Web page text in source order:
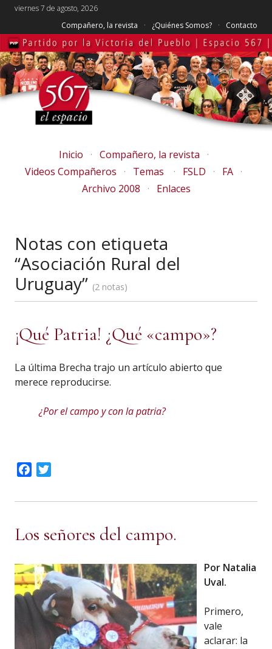
viernes 7 de agosto, 2026
Compañero, la revista
¿Quiénes Somos? Contacto
Inicio
Compañero, la revista
Videos Compañeros
Temas FSLD
FA
Archivo 2008
Enlaces
Notas con etiqueta
“Asociación Rural del
Uruguay”
2 notas
¡Qué Patria! ¿Qué «campo»?
La última Brecha trajo un artículo abierto que
merece reproducirse.
¿Por el campo y con la patria?
Facebook
Los señores del campo.
Por Natalia
Uval.
Primero,
vale
aclarar: la